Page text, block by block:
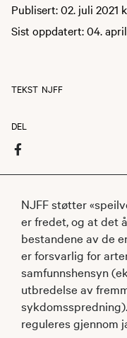
Publisert: 02. juli 2021
Sist oppdatert: 04. april
TEKST NJFF
DEL
NJFF støtter
er fredet, og at det
bestandene av de
er forsvarlig for
samfunnshensyn
utbredelse av
reguleres gjennom